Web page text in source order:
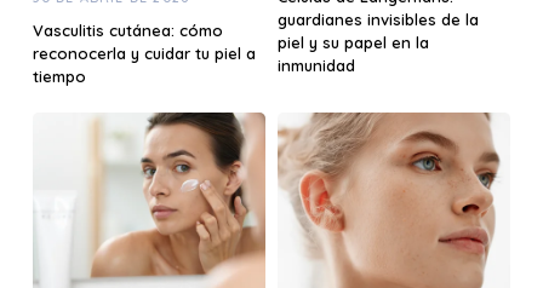
Vasculitis cutánea: cómo
reconocerla y cuidar tu piel a
tiempo
guardianes invisibles de la
piel y su papel en la
inmunidad